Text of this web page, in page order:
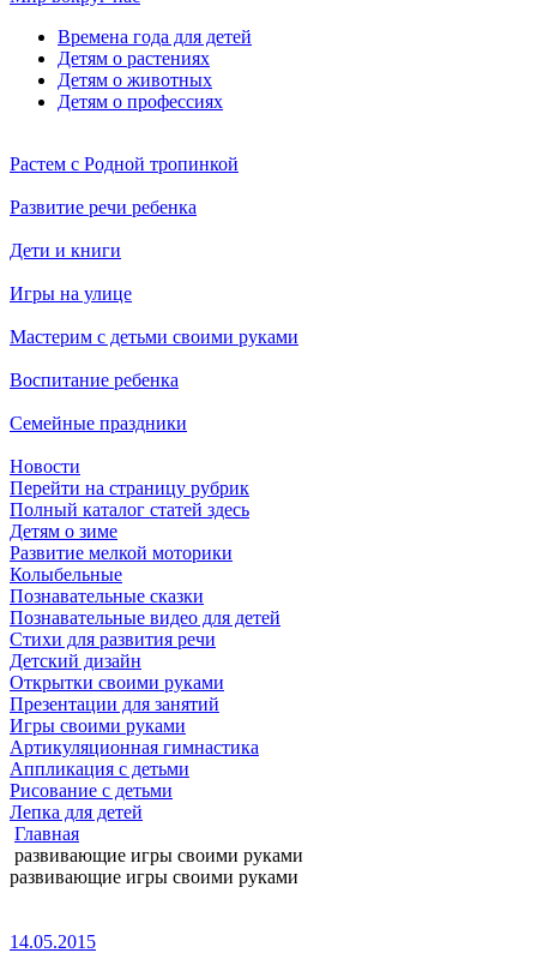
Времена года для детей
Детям о растениях
Детям о животных
Детям о профессиях
Растем с Родной тропинкой
Развитие речи ребенка
Дети и книги
Игры на улице
Мастерим с детьми своими руками
Воспитание ребенка
Семейные праздники
Новости
Перейти на страницу рубрик
Полный каталог статей здесь
Детям о зиме
Развитие мелкой моторики
Колыбельные
Познавательные сказки
Познавательные видео для детей
Стихи для развития речи
Детский дизайн
Открытки своими руками
Презентации для занятий
Игры своими руками
Артикуляционная гимнастика
Аппликация с детьми
Рисование с детьми
Лепка для детей
Главная
развивающие игры своими руками
развивающие игры своими руками
14.05.2015